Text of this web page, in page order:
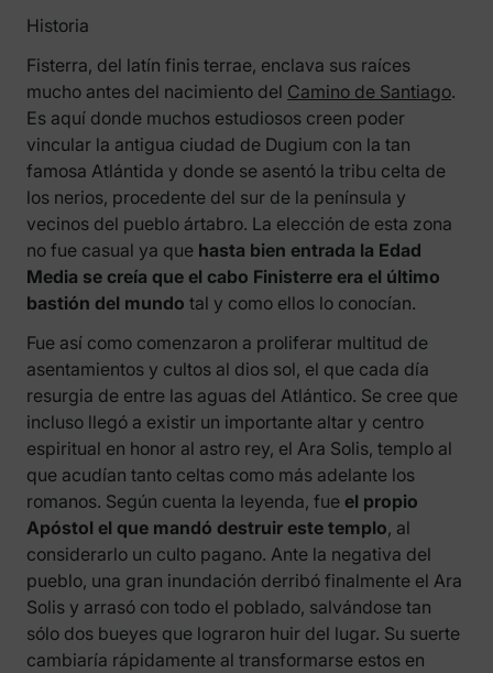
Historia
Fisterra, del latín finis terrae, enclava sus raíces
mucho antes del nacimiento del Camino de Santiago.
Es aquí donde muchos estudiosos creen poder
vincular la antigua ciudad de Dugium con la tan
famosa Atlántida y donde se asentó la tribu celta de
los nerios, procedente del sur de la península y
vecinos del pueblo ártabro. La elección de esta zona
no fue casual ya que hasta bien entrada la Edad
Media se creía que el cabo Finisterre era el último
bastión del mundo tal y como ellos lo conocían.
Fue así como comenzaron a proliferar multitud de
asentamientos y cultos al dios sol, el que cada día
resurgia de entre las aguas del Atlántico. Se cree que
incluso llegó a existir un importante altar y centro
espiritual en honor al astro rey, el Ara Solis, templo al
que acudían tanto celtas como más adelante los
romanos. Según cuenta la leyenda, fue el propio
Apóstol el que mandó destruir este templo, al
considerarlo un culto pagano. Ante la negativa del
pueblo, una gran inundación derribó finalmente el Ara
Solis y arrasó con todo el poblado, salvándose tan
sólo dos bueyes que lograron huir del lugar. Su suerte
cambiaría rápidamente al transformarse estos en